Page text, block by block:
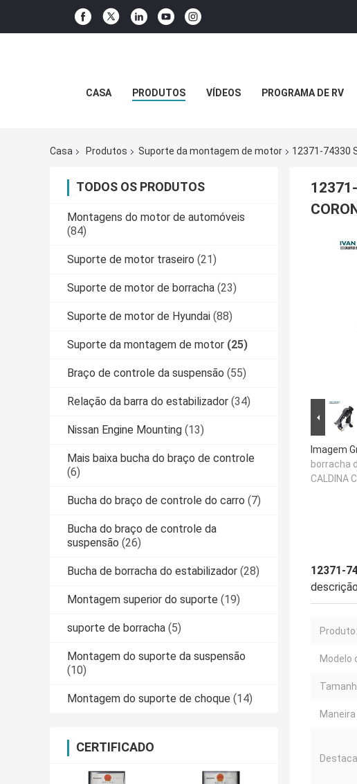
CASA PRODUTOS VÍDEOS PROGRAMA DE RV
Casa Produtos Suporte da montagem de motor 12371-74330
TODOS OS PRODUTOS
Montagens do motor de automóveis
(84)
Suporte de motor traseiro (21)
Suporte de motor de borracha (23)
Suporte de motor de Hyundai (88)
Suporte da montagem de motor (25)
Braço de controle da suspensão (55)
Relação da barra do estabilizador (34)
Nissan Engine Mounting (13)
Mais baixa bucha do braço de controle
(6)
Bucha do braço de controle do carro (7)
Bucha do braço de controle da
suspensão (26)
Bucha de borracha do estabilizador (28)
Montagem superior do suporte (19)
suporte de borracha (5)
Montagem do suporte da suspensão
(10)
Montagem do suporte de choque (14)
CERTIFICADO
Imagem
borracha
CALDINA
12371-
descrição
Produto:
Modelo